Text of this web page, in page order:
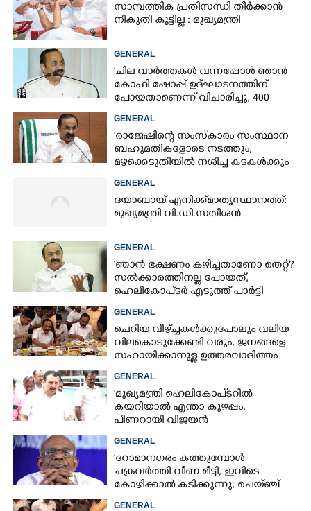
സാമ്പത്തിക പ്രതിസന്ധി തീർക്കാൻ
നികുതി കൂട്ടില്ല : മുഖ്യമന്ത്രി
GENERAL
'ചില വാർത്തകൾ വന്നപ്പോൾ ഞാൻ
കോഫി ഷോപ്പ് ഉദ്ഘാടനത്തിന്
പോയതാണെന്ന് വിചാരിച്ചു, 400
GENERAL
'രാജേഷിന്റെ സംസ്കാരം സംസ്ഥാന
ബഹുമതികളോടെ നടത്തും,
മഴക്കെടുതിയിൽ നശിച്ച കടകൾക്കും
GENERAL
ദയാബായ് എനിക്ക് മാതൃസ്ഥാനത്ത്:
മുഖ്യമന്ത്രി വി.ഡി.സതീശൻ
GENERAL
'ഞാൻ ഭക്ഷണം കഴിച്ചതാണോ തെറ്റ്?
സൽക്കാരത്തിനല്ല പോയത്,
ഹെലികോപ്ടർ എടുത്ത് പാർട്ടി
GENERAL
ചെറിയ വീഴ്‌ച്ചകൾക്കുപോലും വലിയ
വിലകൊടുക്കേണ്ടി വരും, ജനങ്ങളെ
സഹായിക്കാനുള്ള ഉത്തരവാദിത്തം
GENERAL
'മുഖ്യമന്ത്രി ഹെലികോപ്ടറിൽ
കയറിയാൽ എന്താ കുഴപ്പം,
പിണറായി വിജയൻ
പരാതിപറഞ്ഞിട്ടില്ല'
GENERAL
'റോമാനഗരം കത്തുമ്പോൾ
ചക്രവർത്തി വീണ മീട്ടി, ഇവിടെ
കോഴിക്കാൽ കടിക്കുന്നു; ചെയ്ഞ്ച്
GENERAL